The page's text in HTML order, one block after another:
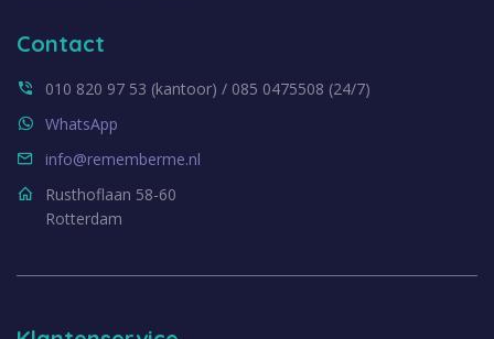
Contact
010 820 97 53 (kantoor) / 085 0475508 (24/7)
WhatsApp
info@rememberme.nl
Rusthoflaan 58-60
Rotterdam